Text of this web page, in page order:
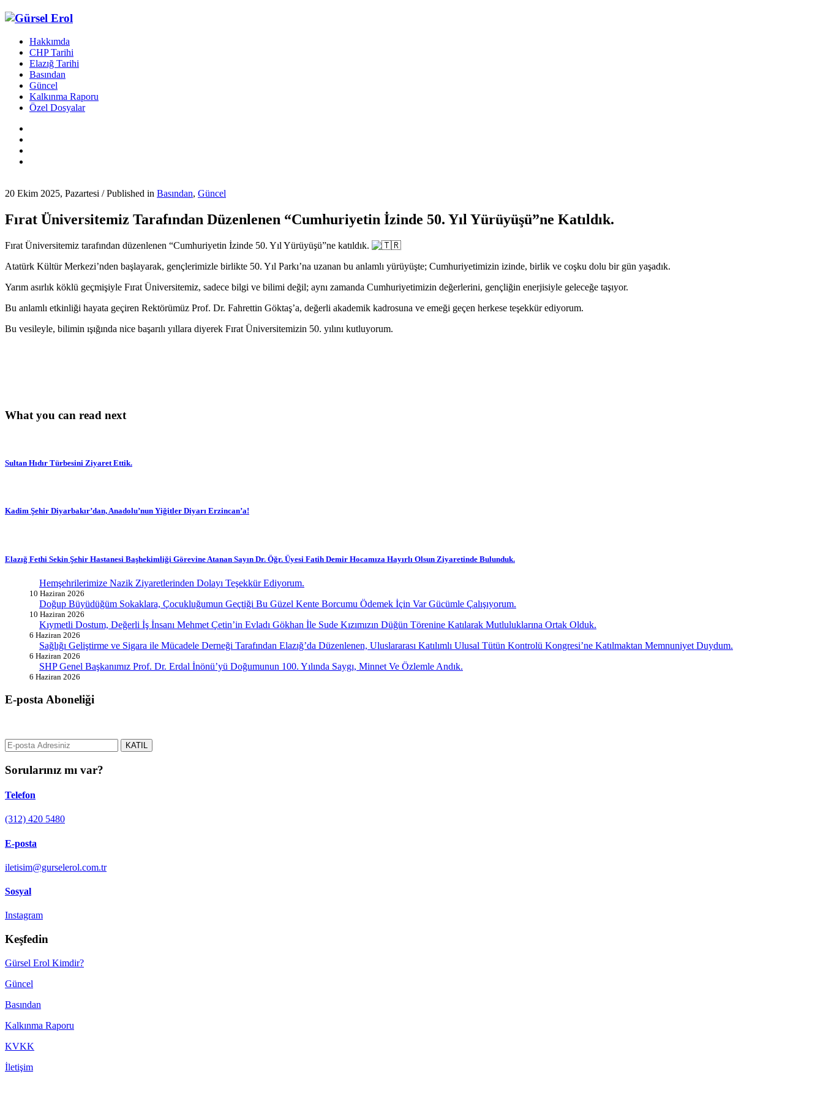
Hakkımda
CHP Tarihi
Elazığ Tarihi
Basından
Güncel
Kalkınma Raporu
Özel Dosyalar
20 Ekim 2025, Pazartesi /Published in Basından, Güncel
Fırat Üniversitemiz Tarafından Düzenlenen “Cumhuriyetin İzinde 50. Yıl Yürüyüşü”ne Katıldık.
Fırat Üniversitemiz tarafından düzenlenen “Cumhuriyetin İzinde 50. Yıl Yürüyüşü”ne katıldık.
Atatürk Kültür Merkezi’nden başlayarak, gençlerimizle birlikte 50. Yıl Parkı’na uzanan bu anlamlı yürüyüşte; Cumhuriyetimizin izinde, birlik ve coşku dolu bir gün yaşadık.
Yarım asırlık köklü geçmişiyle Fırat Üniversitemiz, sadece bilgi ve bilimi değil; aynı zamanda Cumhuriyetimizin değerlerini, gençliğin enerjisiyle geleceğe taşıyor.
Bu anlamlı etkinliği hayata geçiren Rektörümüz Prof. Dr. Fahrettin Göktaş’a, değerli akademik kadrosuna ve emeği geçen herkese teşekkür ediyorum.
Bu vesileyle, bilimin ışığında nice başarılı yıllara diyerek Fırat Üniversitemizin 50. yılını kutluyorum.
What you can read next
Sultan Hıdır Türbesini Ziyaret Ettik.
Kadim Şehir Diyarbakır’dan, Anadolu’nun Yiğitler Diyarı Erzincan’a!
Elazığ Fethi Sekin Şehir Hastanesi Başhekimliği Görevine Atanan Sayın Dr. Öğr. Üyesi Fatih Demir Hocamıza Hayırlı Olsun Ziyaretinde Bulunduk.
Hemşehrilerimize Nazik Ziyaretlerinden Dolayı Teşekkür Ediyorum.
10 Haziran 2026
Doğup Büyüdüğüm Sokaklara, Çocukluğumun Geçtiği Bu Güzel Kente Borcumu Ödemek İçin Var Gücümle Çalışıyorum.
10 Haziran 2026
Kıymetli Dostum, Değerli İş İnsanı Mehmet Çetin’in Evladı Gökhan İle Sude Kızımızın Düğün Törenine Katılarak Mutluluklarına Ortak Olduk.
6 Haziran 2026
Sağlığı Geliştirme ve Sigara ile Mücadele Derneği Tarafından Elazığ’da Düzenlenen, Uluslararası Katılımlı Ulusal Tütün Kontrolü Kongresi’ne Katılmaktan Memnuniyet Duydum.
6 Haziran 2026
SHP Genel Başkanımız Prof. Dr. Erdal İnönü’yü Doğumunun 100. Yılında Saygı, Minnet Ve Özlemle Andık.
6 Haziran 2026
E-posta Aboneliği
KATIL
Sorularınız mı var?
Telefon
(312) 420 5480
E-posta
iletisim@gurselerol.com.tr
Sosyal
Instagram
Keşfedin
Gürsel Erol Kimdir?
Güncel
Basından
Kalkınma Raporu
KVKK
İletişim